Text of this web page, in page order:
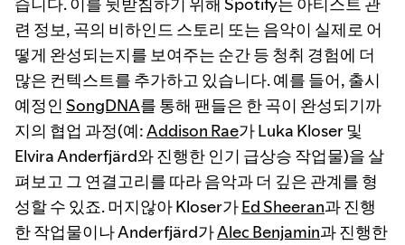
련 정보, 곡의 비하인드 스토리 또는 음악이 실제로 어
떻게 완성되는지를 보여주는 순간 등 청취 경험에 더
많은 컨텍스트를 추가하고 있습니다. 예를 들어, 출시
예정인 SongDNA를 통해 팬들은 한 곡이 완성되기까
지의 협업 과정(예:Addison Rae가 Luka Kloser 및
Elvira Anderfjärd와 진행한 인기 급상승 작업물)을 살
펴보고 그 연결고리를 따라 음악과 더 깊은 관계를 형
성할 수 있죠. 머지않아 Kloser가Ed Sheeran과 진행
한 작업물이나 Anderfjärd가Alec Benjamin과 진행한